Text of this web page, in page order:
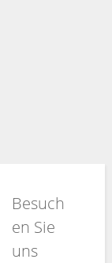
Besuch
en Sie
uns